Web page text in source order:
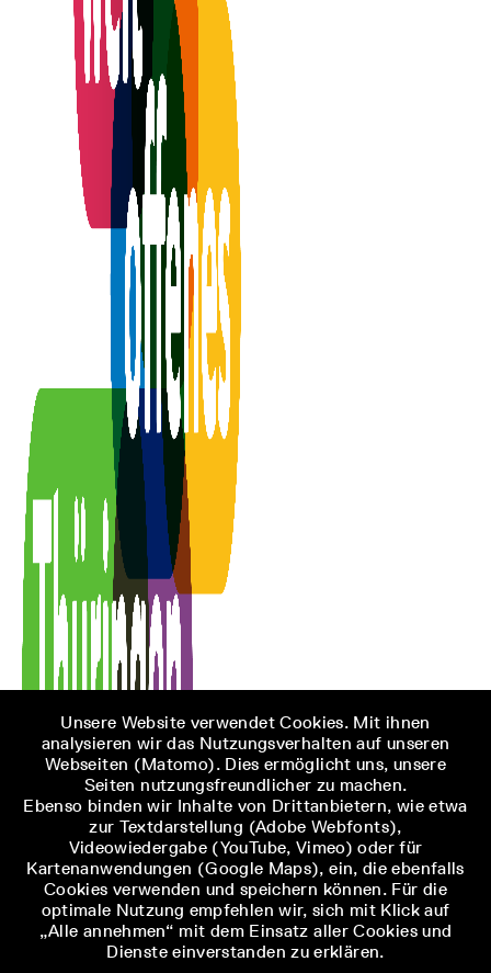
Unsere Website verwendet Cookies. Mit ihnen
analysieren wir das Nutzungsverhalten auf unseren
Webseiten (Matomo). Dies ermöglicht uns, unsere
Seiten nutzungsfreundlicher zu machen.
Ebenso binden wir Inhalte von Drittanbietern, wie etwa
zur Textdarstellung (Adobe Webfonts),
Videowiedergabe (YouTube, Vimeo) oder für
Kartenanwendungen (Google Maps), ein, die ebenfalls
Cookies verwenden und speichern können. Für die
optimale Nutzung empfehlen wir, sich mit Klick auf
„Alle annehmen“ mit dem Einsatz aller Cookies und
Dienste einverstanden zu erklären.